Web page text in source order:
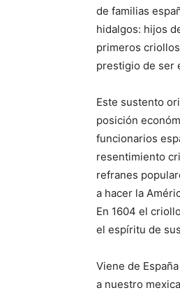
de familias
hidalgos: hijos
primeros
prestigio de ser
Este sustento
posición
funcionarios
resentimiento
refranes
a hacer la
En 1604 el
el espíritu de
Viene de
a nuestro